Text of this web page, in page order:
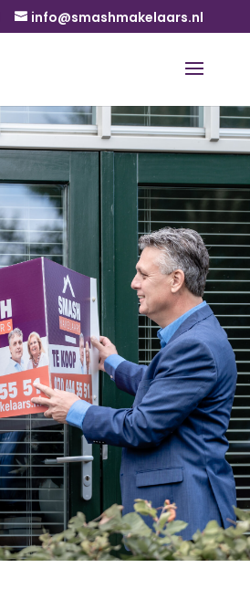
info@smashmakelaars.nl